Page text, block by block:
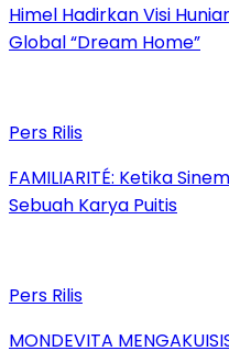
Himel Hadirkan Visi
Global “Dream Home”
Pers Rilis
FAMILIARITÉ: Ketika
Sebuah Karya Puitis
Pers Rilis
MONDEVITA